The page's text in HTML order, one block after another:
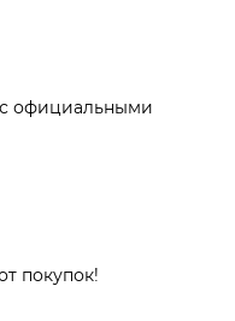
официальными
покупок!